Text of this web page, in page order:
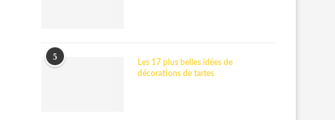
5
Les 17 plus belles idées de
décorations de tartes